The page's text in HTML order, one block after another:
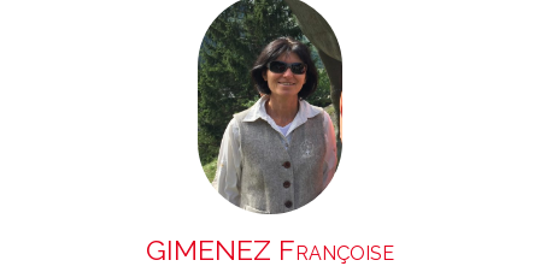
GIMENEZ Françoise